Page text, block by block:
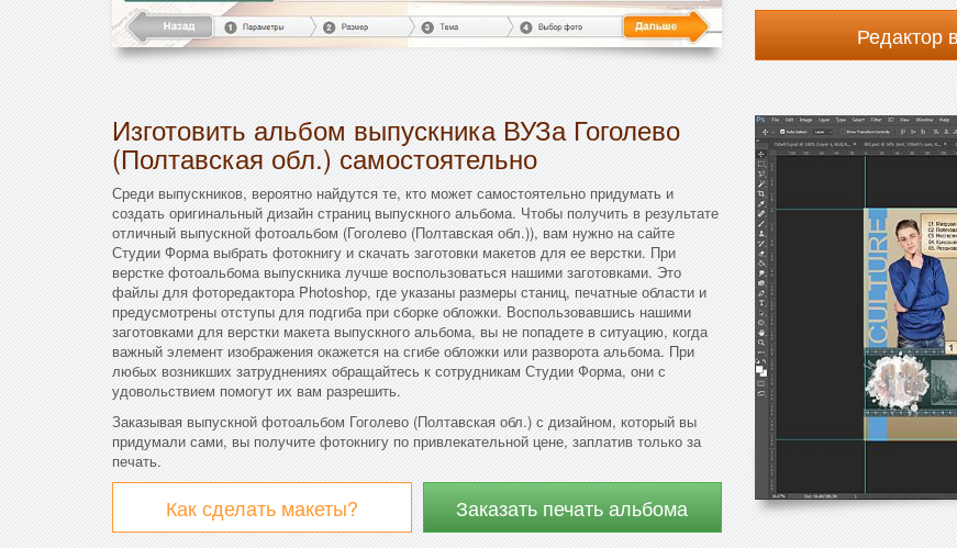
Редактор
Изготовить альбом выпускника ВУЗа Гоголево
(Полтавская обл.) самостоятельно
Среди выпускников, вероятно найдутся те, кто может самостоятельно придумать и
создать оригинальный дизайн страниц выпускного альбома. Чтобы получить в результате
отличный выпускной фотоальбом (Гоголево (Полтавская обл.)), вам нужно на сайте
Студии Форма выбрать фотокнигу и скачать заготовки макетов для ее верстки. При
верстке фотоальбома выпускника лучше воспользоваться нашими заготовками. Это
файлы для фоторедактора Photoshop, где указаны размеры станиц, печатные области и
предусмотрены отступы для подгиба при сборке обложки. Воспользовавшись нашими
заготовками для верстки макета выпускного альбома, вы не попадете в ситуацию, когда
важный элемент изображения окажется на сгибе обложки или разворота альбома. При
любых возникших затруднениях обращайтесь к сотрудникам Студии Форма, они с
удовольствием помогут их вам разрешить.
Заказывая выпускной фотоальбом Гоголево (Полтавская обл.) с дизайном, который вы
придумали сами, вы получите фотокнигу по привлекательной цене, заплатив только за
печать.
Как сделать макеты? Заказать печать альбома